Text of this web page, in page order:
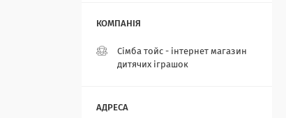
Сімба тойс - інтернет магазин
дитячих іграшок